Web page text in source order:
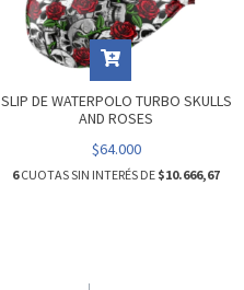
SLIP DE WATERPOLO TURBO SKULLS
AND ROSES
$64.000
6CUOTAS SIN INTERÉS DE $10.666,67